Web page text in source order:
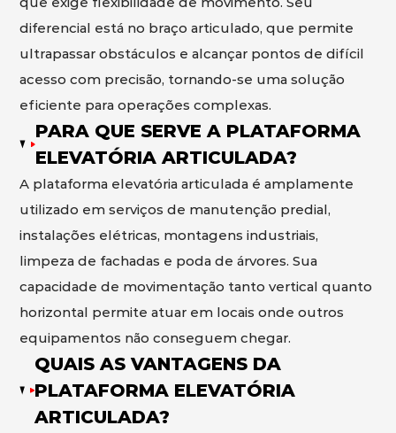
diferencial está no braço articulado, que permite
ultrapassar obstáculos e alcançar pontos de difícil
acesso com precisão, tornando-se uma solução
eficiente para operações complexas.
PARA QUE SERVE A PLATAFORMA
ELEVATÓRIA ARTICULADA?
A plataforma elevatória articulada é amplamente
utilizado em serviços de manutenção predial,
instalações elétricas, montagens industriais,
limpeza de fachadas e poda de árvores. Sua
capacidade de movimentação tanto vertical quanto
horizontal permite atuar em locais onde outros
equipamentos não conseguem chegar.
QUAIS AS VANTAGENS DA
PLATAFORMA ELEVATÓRIA
ARTICULADA?